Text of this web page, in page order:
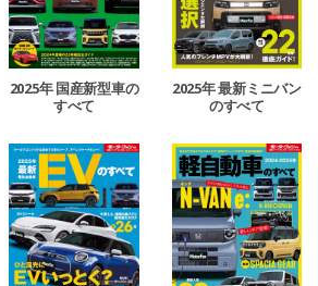
2025年 国産新型車の
すべて
2025年 最新ミニバン
のすべて